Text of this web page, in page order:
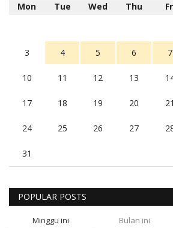
Mon Tue Wed Thu
3 4 5 6 7
10 11 12 13
17 18 19 20 21
24 25 26 27
31
POPULAR POSTS
Minggu ini Bulan ini